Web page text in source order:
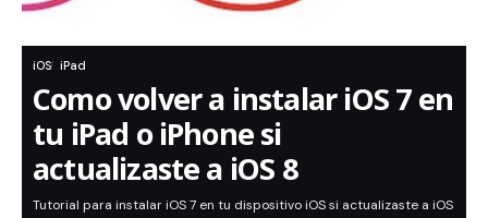
iOS iPad
Como volver a instalar iOS 7 en
tu iPad o iPhone si
actualizaste a iOS 8
Tutorial para instalar iOS 7 en tu dispositivo iOS si actualizaste a iOS